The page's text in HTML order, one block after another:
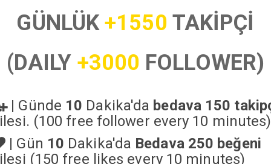
GÜNLÜK+1550 TAKİPÇİ
(DAILY +3000 FOLLOWER)
| Günde 10 Dakika'da bedava 150
(100 free follower every 10 minutes)
| Gün 10 Dakika'da Bedava 250 beğeni
(150 free likes every 10 minutes)